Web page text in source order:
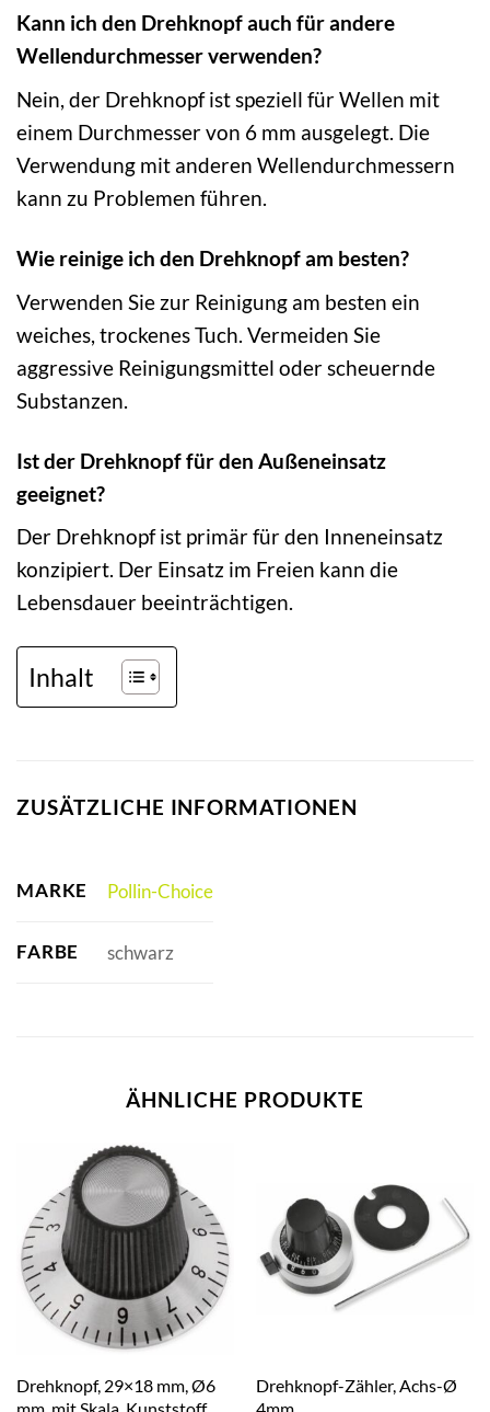
Kann ich den Drehknopf auch für andere
Wellendurchmesser verwenden?
Nein, der Drehknopf ist speziell für Wellen mit
einem Durchmesser von 6 mm ausgelegt. Die
Verwendung mit anderen Wellendurchmessern
kann zu Problemen führen.
Wie reinige ich den Drehknopf am besten?
Verwenden Sie zur Reinigung am besten ein
weiches, trockenes Tuch. Vermeiden Sie
aggressive Reinigungsmittel oder scheuernde
Substanzen.
Ist der Drehknopf für den Außeneinsatz
geeignet?
Der Drehknopf ist primär für den Inneneinsatz
konzipiert. Der Einsatz im Freien kann die
Lebensdauer beeinträchtigen.
Inhalt
ZUSÄTZLICHE INFORMATIONEN
MARKE Pollin-Choice
FARBE schwarz
ÄHNLICHE PRODUKTE
Drehknopf, 29×18 mm, Ø6
Drehknopf-Zähler, Achs-Ø